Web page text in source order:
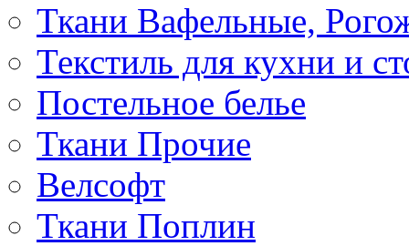
Ткани Вафельные,
Текстиль для кухни и
Постельное белье
Ткани Прочие
Велсофт
Ткани Поплин